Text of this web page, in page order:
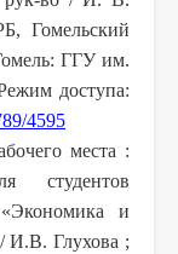
Гомельский
ГГУ им.
доступа:
4595
места :
студентов
и
И.В. Глухова ;